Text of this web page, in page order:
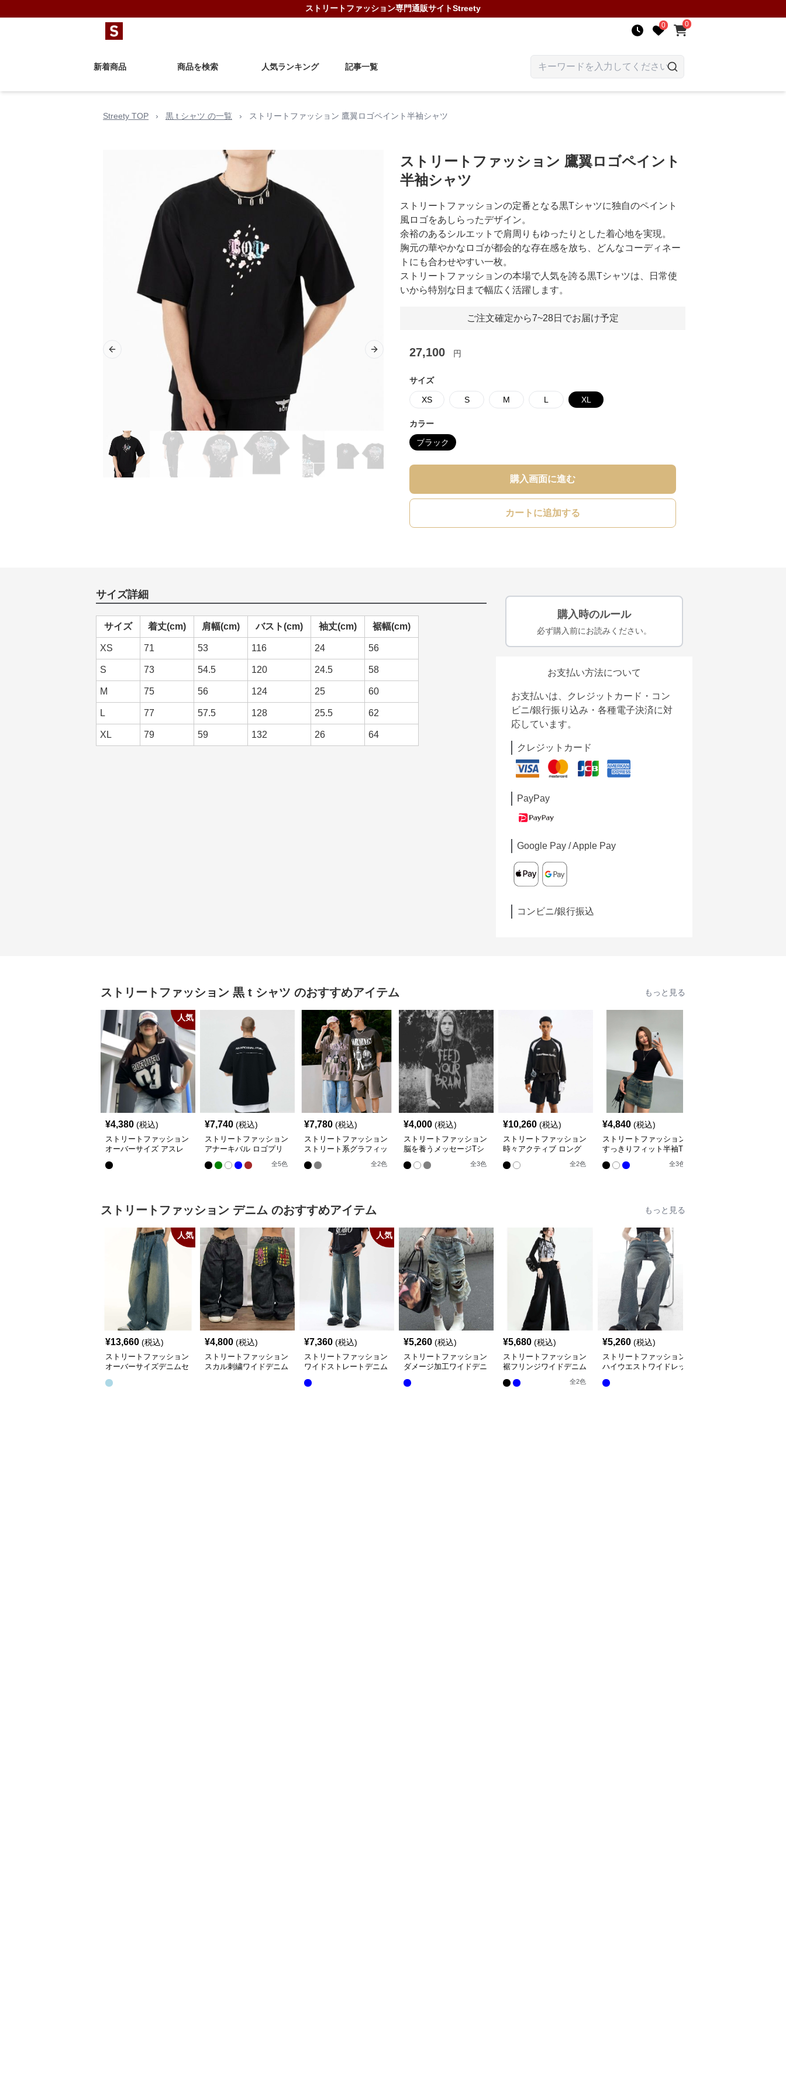
ストリートファッション専門通販サイトStreety
0 0
新着商品 商品を検索 人気ランキング 記事一覧
Streety TOP › 黒 t シャツ の一覧 › ストリートファッション 鷹翼ロゴペイント半袖シャツ
Previous slide Next slide
ストリートファッション 鷹翼ロゴペイント
半袖シャツ
ストリートファッションの定番となる黒Tシャツに独自のペイント
風ロゴをあしらったデザイン。
余裕のあるシルエットで肩周りもゆったりとした着心地を実現。
胸元の華やかなロゴが都会的な存在感を放ち、どんなコーディネー
トにも合わせやすい一枚。
ストリートファッションの本場で人気を誇る黒Tシャツは、日常使
いから特別な日まで幅広く活躍します。
ご注文確定から7~28日でお届け予定
27,100 円
サイズ
XS S M L XL
カラー
ブラック
購入画面に進む
カートに追加する
サイズ詳細
サイズ 着丈(cm) 肩幅(cm) バスト(cm) 袖丈(cm) 裾幅(cm)
XS 71 53 116 24 56
S 73 54.5 120 24.5 58
M 75 56 124 25 60
L 77 57.5 128 25.5 62
XL 79 59 132 26 64
購入時のルール
必ず購入前にお読みください。
お支払い方法について
お支払いは、クレジットカード・コン
ビニ/銀行振り込み・各種電子決済に対
応しています。
クレジットカード
PayPay
Google Pay / Apple Pay
コンビニ/銀行振込
ストリートファッション 黒 t シャツ のおすすめアイテム もっと見る
人気
¥4,380 (税込)
ストリートファッション
オーバーサイズ アスレ
¥7,740 (税込)
ストリートファッション
アナーキバル ロゴプリ
ント オーバーサイズTシ
ャツ
全5色
¥7,780 (税込)
ストリートファッション
ストリート系グラフィッ
全2色
¥4,000 (税込)
ストリートファッション
脳を養うメッセージTシ
全3色
¥10,260 (税込)
ストリートファッション
時々アクティブ ロング
全2色
¥4,840 (税込)
ストリートファッション
すっきりフィット半袖T
全3色
ストリートファッション デニム のおすすめアイテム もっと見る
人気
¥13,660 (税込)
ストリートファッション
オーバーサイズデニムセ
¥4,800 (税込)
ストリートファッション
スカル刺繍ワイドデニム
人気
¥7,360 (税込)
ストリートファッション
ワイドストレートデニム
¥5,260 (税込)
ストリートファッション
ダメージ加工ワイドデニ
¥5,680 (税込)
ストリートファッション
裾フリンジワイドデニム
全2色
¥5,260 (税込)
ストリートファッション
ハイウエストワイドレッ